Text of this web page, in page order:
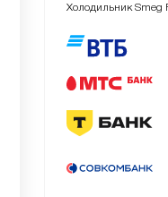
Холодильник Smeg